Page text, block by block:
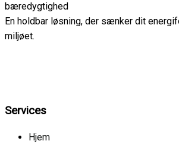
bæredygtighed
En holdbar løsning, der sænker dit
miljøet.
Services
Hjem